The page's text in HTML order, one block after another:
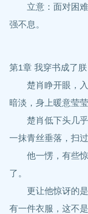
立意：面对困难
强不息。
第1章 我穿书成了朕
楚肖睁开眼，入
暗淡，身上暖意莹
楚肖低下头几乎
一抹青丝垂落，扫
他一愣，有些惊
了。
更让他惊讶的是
有一件衣服，这不